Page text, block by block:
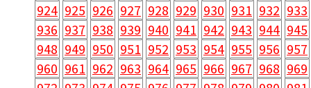
924 925 926 927 928 929 930 931 932 933
936 937 938 939 940 941 942 943 944 945
948 949 950 951 952 953 954 955 956 957
960 961 962 963 964 965 966 967 968 969